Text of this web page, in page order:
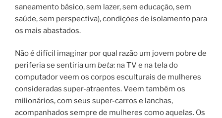
saneamento básico, sem lazer, sem educação, sem
saúde, sem perspectiva), condições de isolamento para
os mais abastados.
Não é difícil imaginar por qual razão um jovem pobre de
periferia se sentiria um beta: na TV e na tela do
computador veem os corpos esculturais de mulheres
consideradas super-atraentes. Veem também os
milionários, com seus super-carros e lanchas,
acompanhados sempre de mulheres como aquelas. Os